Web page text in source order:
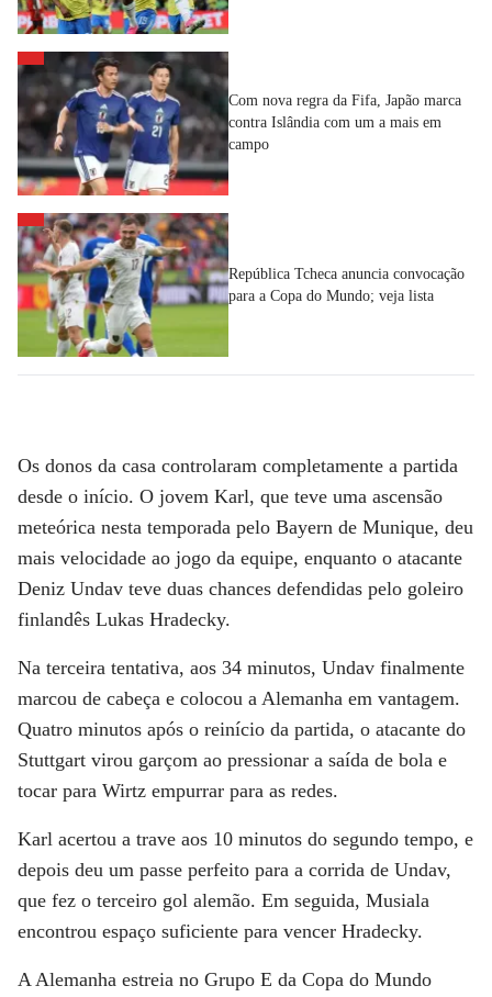
Com nova regra da Fifa, Japão marca
contra Islândia com um a mais em
campo
República Tcheca anuncia convocação
para a Copa do Mundo; veja lista
Os donos da casa controlaram completamente a partida
desde o início. O jovem Karl, que teve uma ascensão
meteórica nesta temporada pelo Bayern de Munique, deu
mais velocidade ao jogo da equipe, enquanto o atacante
Deniz Undav teve duas chances defendidas pelo goleiro
finlandês Lukas Hradecky.
Na terceira tentativa, aos 34 minutos, Undav finalmente
marcou de cabeça e colocou a Alemanha em vantagem.
Quatro minutos após o reinício da partida, o atacante do
Stuttgart virou garçom ao pressionar a saída de bola e
tocar para Wirtz empurrar para as redes.
Karl acertou a trave aos 10 minutos do segundo tempo, e
depois deu um passe perfeito para a corrida de Undav,
que fez o terceiro gol alemão. Em seguida, Musiala
encontrou espaço suficiente para vencer Hradecky.
A Alemanha estreia no Grupo E da Copa do Mundo